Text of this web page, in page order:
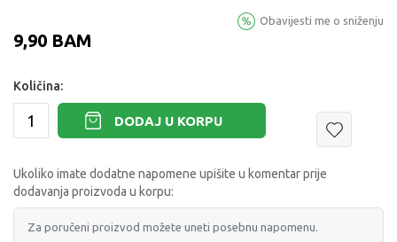
9,90 BAM
Obavijesti me o sniženju
Količina:
DODAJ U KORPU
Ukoliko imate dodatne napomene upišite u komentar prije
dodavanja proizvoda u korpu: